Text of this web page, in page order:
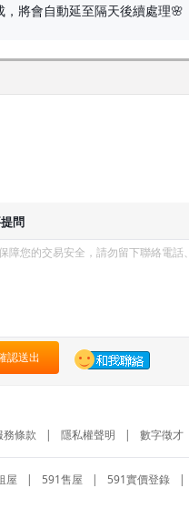
將會自動延至隔天後續處理🌸
問
認送出
務條款 | 隱私權聲明 | 數字徵才
屋 | 591售屋 | 591實價登錄 |